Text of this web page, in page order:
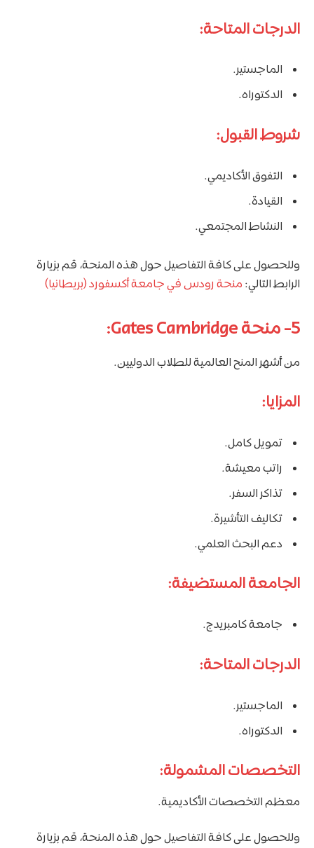
الدرجات المتاحة:
الماجستير.
الدكتوراه.
شروط القبول:
التفوق الأكاديمي.
القيادة.
النشاط المجتمعي.
وللحصول على كافة التفاصيل حول هذه المنحة، قم بزيارة
الرابط التالي: منحة رودس في جامعة أكسفورد (بريطانيا)
5- منحة Gates Cambridge:
من أشهر المنح العالمية للطلاب الدوليين.
المزايا:
تمويل كامل.
راتب معيشة.
تذاكر السفر.
تكاليف التأشيرة.
دعم البحث العلمي.
الجامعة المستضيفة:
جامعة كامبريدج.
الدرجات المتاحة:
الماجستير.
الدكتوراه.
التخصصات المشمولة:
معظم التخصصات الأكاديمية.
وللحصول على كافة التفاصيل حول هذه المنحة، قم بزيارة